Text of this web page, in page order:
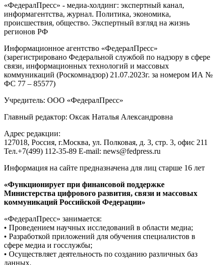
«ФедералПресс» - медиа-холдинг: экспертный канал,
информагентства, журнал. Политика, экономика,
происшествия, общество. Экспертный взгляд на жизнь
регионов РФ
Информационное агентство «ФедералПресс»
(зарегистрировано Федеральной службой по надзору в сфере
связи, информационных технологий и массовых
коммуникаций (Роскомнадзор) 21.07.2023г. за номером ИА №
ФС 77 – 85577)
Учредитель: ООО «ФедералПресс»
Главный редактор: Оксак Наталья Александровна
Адрес редакции:
127018, Россия, г.Москва, ул. Полковая, д. 3, стр. 3, офис 211
Тел.+7(499) 112-35-89 E-mail: news@fedpress.ru
Информация на сайте предназначена для лиц старше 16 лет
«Функционирует при финансовой поддержке
Министерства цифрового развития, связи и массовых
коммуникаций Российской Федерации»
«ФедералПресс» занимается:
• Проведением научных исследований в области медиа;
• Разработкой приложений для обучения специалистов в
сфере медиа и госслужбы;
• Осуществляет деятельность по созданию различных баз
данных.